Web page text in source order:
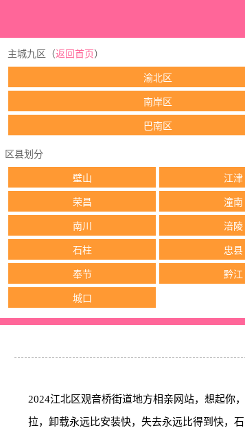
主城九区（返回首页 ）
渝北区
南岸区
巴南区
区县划分
壁山 江津
荣昌 潼南
南川 涪陵
石柱 忠县
奉节 黔江
城口
2024江北区观音桥街道地方相亲网站，想起你
拉，卸载永远比安装快，失去永远比得到快，